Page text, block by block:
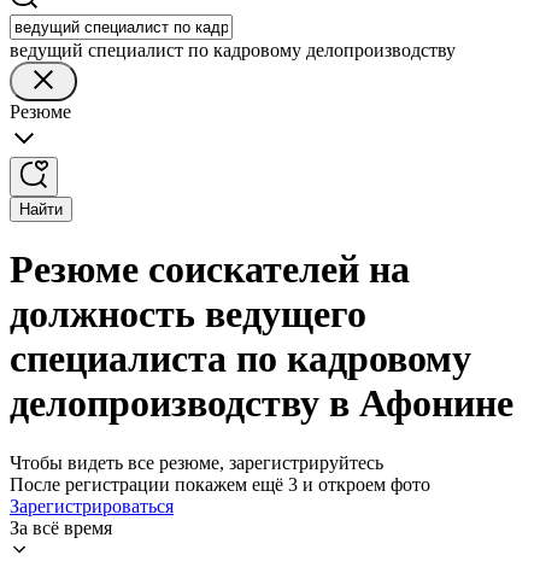
ведущий специалист по кадровому делопроизводству
Резюме
Найти
Резюме соискателей на
должность ведущего
специалиста по кадровому
делопроизводству в Афонине
Чтобы видеть все резюме, зарегистрируйтесь
После регистрации покажем ещё 3 и откроем фото
Зарегистрироваться
За всё время